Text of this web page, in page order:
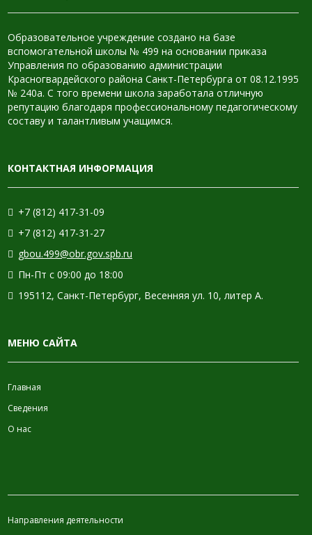
Образовательное учреждение создано на базе
вспомогательной школы № 499 на основании приказа
Управления по образованию администрации
Красногвардейского района Санкт-Петербурга от 08.12.1995
№ 240а. С того времени школа заработала отличную
репутацию благодаря профессиональному педагогическому
составу и талантливым учащимся.
КОНТАКТНАЯ ИНФОРМАЦИЯ
+7 (812) 417-31-09
+7 (812) 417-31-27
gbou.499@obr.gov.spb.ru
Пн-Пт с 09:00 до 18:00
195112, Санкт-Петербург, Весенняя ул. 10, литер А.
МЕНЮ САЙТА
Главная
Сведения
О нас
Направления деятельности